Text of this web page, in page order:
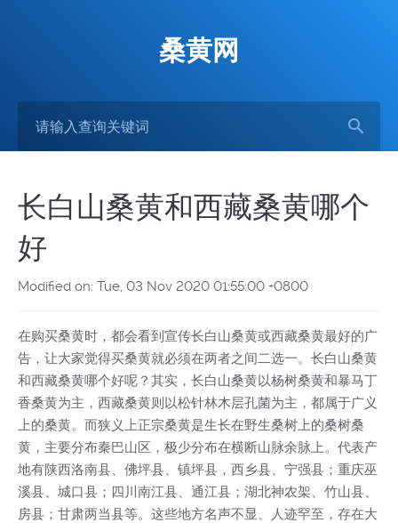
桑黄网
长白山桑黄和西藏桑黄哪个
好
Modified on: Tue, 03 Nov 2020 01:55:00 +0800
在购买桑黄时，都会看到宣传长白山桑黄或西藏桑黄最好的广
告，让大家觉得买桑黄就必须在两者之间二选一。长白山桑黄
和西藏桑黄哪个好呢？其实，长白山桑黄以杨树桑黄和暴马丁
香桑黄为主，西藏桑黄则以松针林木层孔菌为主，都属于广义
上的桑黄。而狭义上正宗桑黄是生长在野生桑树上的桑树桑
黄，主要分布秦巴山区，极少分布在横断山脉余脉上。代表产
地有陕西洛南县、佛坪县、镇坪县，西乡县、宁强县；重庆巫
溪县、城口县；四川南江县、通江县；湖北神农架、竹山县、
房县；甘肃两当县等。这些地方名声不显、人迹罕至，存在大